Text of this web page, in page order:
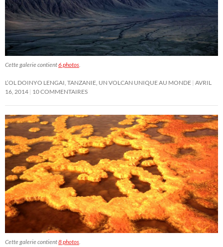
Cette galerie contient6 photos
L’OL DOINYO LENGAI, TANZANIE, UN VOLCAN UNIQUE AU MONDE AVRIL
16, 2014 10 COMMENTAIRES
Cette galerie contient8 photos